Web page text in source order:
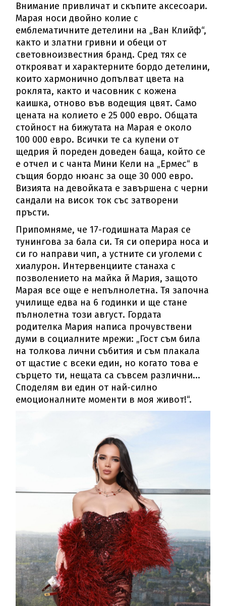
Внимание привличат и скъпите аксесоари.
Марая носи двойно колие с
емблематичните детелини на „Ван Клийф“,
както и златни гривни и обеци от
световноизвестния бранд. Сред тях се
открояват и характерните бордо детелини,
които хармонично допълват цвета на
роклята, както и часовник с кожена
каишка, отново във водещия цвят. Само
цената на колието е 25 000 евро. Общата
стойност на бижутата на Марая е около
100 000 евро. Всички те са купени от
щедрия й пореден доведен баща, който се
е отчел и с чанта Мини Кели на „Ермес“ в
същия бордо нюанс за още 30 000 евро.
Визията на девойката е завършена с черни
сандали на висок ток със затворени
пръсти.
Припомняме, че 17-годишната Марая се
тунингова за бала си. Тя си оперира носа и
си го направи чип, а устните си уголеми с
хиалурон. Интервенциите станаха с
позволението на майка й Мария, защото
Марая все още е непълнолетна. Тя започна
училище едва на 6 годинки и ще стане
пълнолетна този август. Гордата
родителка Мария написа прочувствени
думи в социалните мрежи: „Гост съм била
на толкова лични събития и съм плакала
от щастие с всеки един, но когато това е
сърцето ти, нещата са съвсем различни...
Споделям ви един от най-силно
емоционалните моменти в моя живот!“.